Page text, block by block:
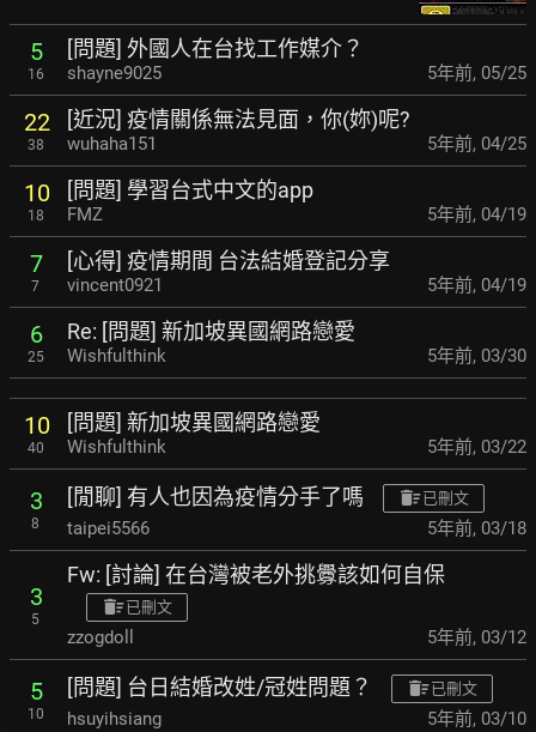
5
16
[問題] 外國人在台找工作媒介？
shayne9025 5年前, 05/25
22
38
[近況] 疫情關係無法見面，你(妳)呢?
wuhaha151 5年前, 04/25
10
18
[問題] 學習台式中文的app
FMZ 5年前, 04/19
7
7
[心得] 疫情期間 台法結婚登記分享
vincent0921 5年前, 04/19
6
25
Re: [問題] 新加坡異國網路戀愛
Wishfulthink 5年前, 03/30
10
40
[問題] 新加坡異國網路戀愛
Wishfulthink 5年前, 03/22
3
8
[閒聊] 有人也因為疫情分手了嗎 已刪文
taipei5566 5年前, 03/18
3
5
Fw: [討論] 在台灣被老外挑釁該如何自保
已刪文
zzogdoll 5年前, 03/12
5
10
[問題] 台日結婚改姓/冠姓問題？ 已刪文
hsuyihsiang 5年前, 03/10